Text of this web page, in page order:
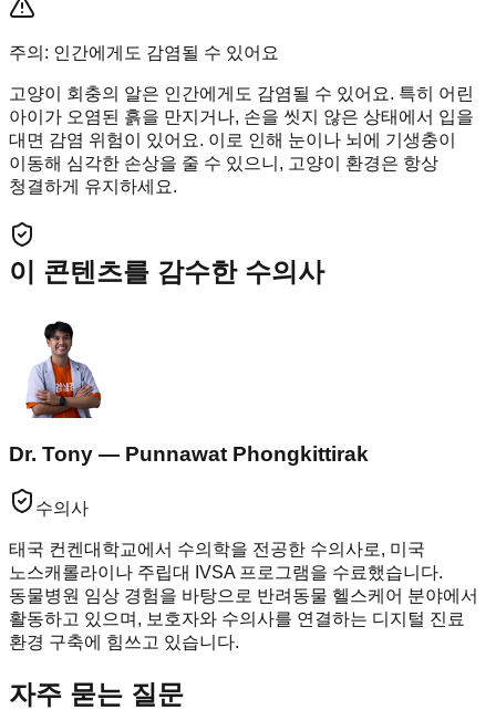
주의: 인간에게도 감염될 수 있어요
고양이 회충의 알은 인간에게도 감염될 수 있어요. 특히 어린
아이가 오염된 흙을 만지거나, 손을 씻지 않은 상태에서 입을
대면 감염 위험이 있어요. 이로 인해 눈이나 뇌에 기생충이
이동해 심각한 손상을 줄 수 있으니, 고양이 환경은 항상
청결하게 유지하세요.
이 콘텐츠를 감수한 수의사
Dr. Tony — Punnawat Phongkittirak
수의사
태국 컨켄대학교에서 수의학을 전공한 수의사로, 미국
노스캐롤라이나 주립대 IVSA 프로그램을 수료했습니다.
동물병원 임상 경험을 바탕으로 반려동물 헬스케어 분야에서
활동하고 있으며, 보호자와 수의사를 연결하는 디지털 진료
환경 구축에 힘쓰고 있습니다.
자주 묻는 질문